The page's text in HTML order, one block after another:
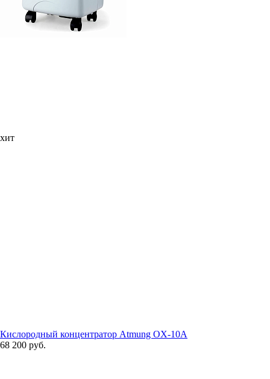
хит
Кислородный концентратор Atmung OX-10A
68 200 руб.